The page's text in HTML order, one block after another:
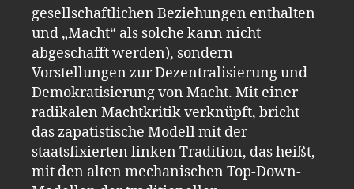
gesellschaftlichen Beziehungen enthalten
und „Macht“ als solche kann nicht
abgeschafft werden), sondern
Vorstellungen zur Dezentralisierung und
Demokratisierung von Macht. Mit einer
radikalen Machtkritik verknüpft, bricht
das zapatistische Modell mit der
staatsfixierten linken Tradition, das heißt,
mit den alten mechanischen Top-Down-